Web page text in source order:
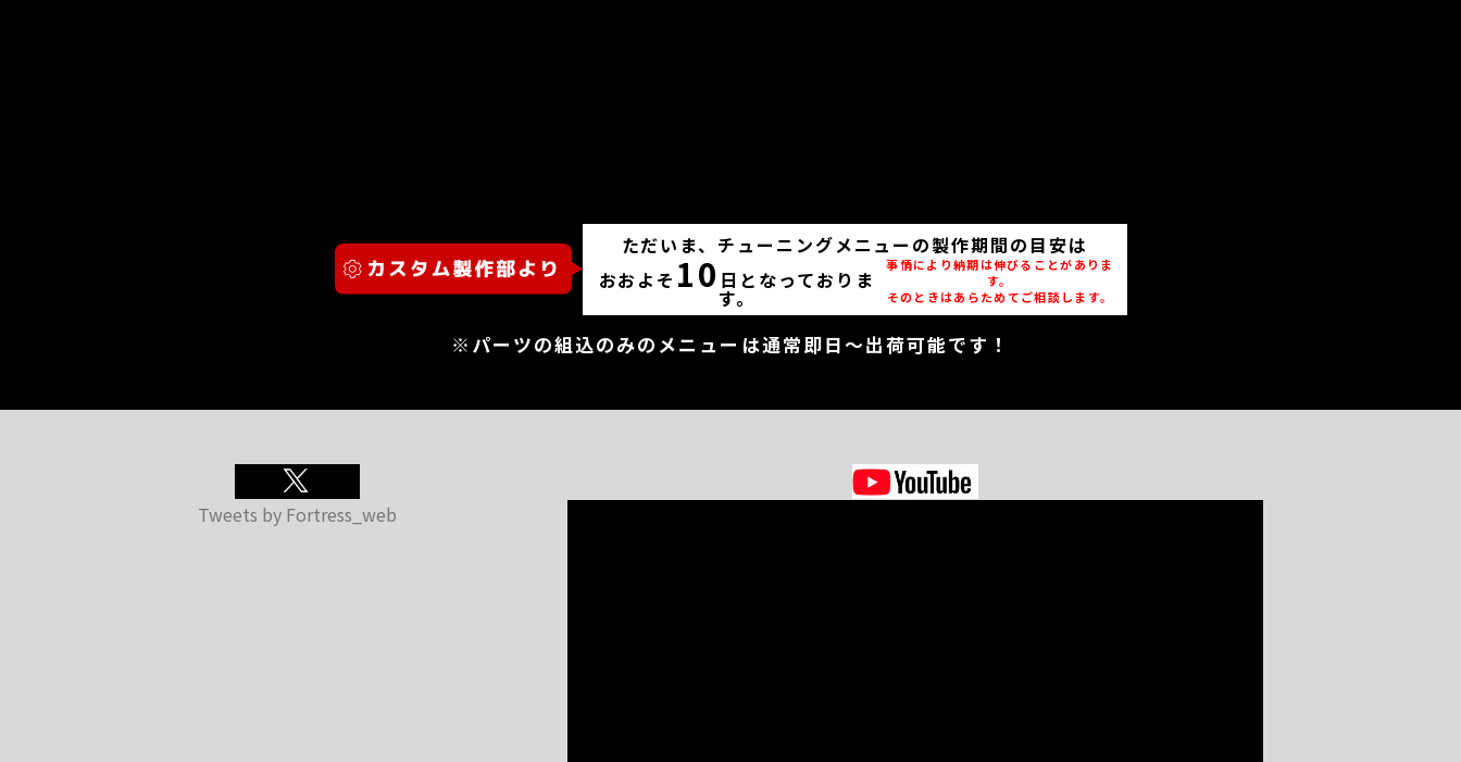
ただいま、チューニングメニューの製作期間の目安は
おおよそ 10 日となっておりま
す。
事情により納期は伸びることがありま
す。
そのときはあらためてご相談します。
※パーツの組込のみのメニューは通常即日～出荷可能です！
Tweets by Fortress_web